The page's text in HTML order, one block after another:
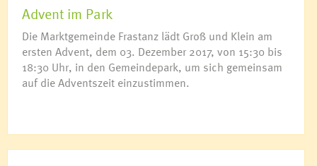
Advent im Park
Die Marktgemeinde Frastanz lädt Groß und Klein am
ersten Advent, dem 03. Dezember 2017, von 15:30 bis
18:30 Uhr, in den Gemeindepark, um sich gemeinsam
auf die Adventszeit einzustimmen.